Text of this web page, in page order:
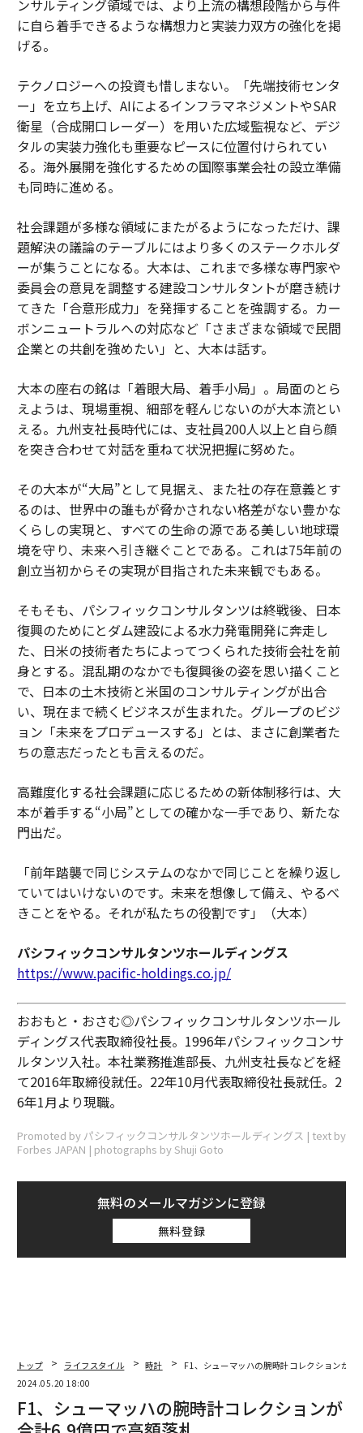
ンサルティング領域では、より上流の構想段階から与件
に自ら着手できるような構想力と実装力双方の強化を掲
げる。
テクノロジーへの投資も惜しまない。「先端技術センタ
ー」を立ち上げ、AIによるインフラマネジメントやSAR
衛星（合成開口レーダー）を用いた広域監視など、デジ
タルの実装力強化も重要なピースに位置付けられてい
る。海外展開を強化するための国際事業会社の設立準備
も同時に進める。
社会課題が多様な領域にまたがるようになっただけ、課
題解決の議論のテーブルにはより多くのステークホルダ
ーが集うことになる。大本は、これまで多様な専門家や
委員会の意見を調整する建設コンサルタントが磨き続け
てきた「合意形成力」を発揮することを強調する。カー
ボンニュートラルへの対応など「さまざまな領域で民間
企業との共創を強めたい」と、大本は話す。
大本の座右の銘は「着眼大局、着手小局」。局面のとら
えようは、現場重視、細部を軽んじないのが大本流とい
える。九州支社長時代には、支社員200人以上と自ら顔
を突き合わせて対話を重ねて状況把握に努めた。
その大本が“大局”として見据え、また社の存在意義とす
るのは、世界中の誰もが脅かされない格差がない豊かな
くらしの実現と、すべての生命の源である美しい地球環
境を守り、未来へ引き継ぐことである。これは75年前の
創立当初からその実現が目指された未来観でもある。
そもそも、パシフィックコンサルタンツは終戦後、日本
復興のためにとダム建設による水力発電開発に奔走し
た、日米の技術者たちによってつくられた技術会社を前
身とする。混乱期のなかでも復興後の姿を思い描くこと
で、日本の土木技術と米国のコンサルティングが出合
い、現在まで続くビジネスが生まれた。グループのビジ
ョン「未来をプロデュースする」とは、まさに創業者た
ちの意志だったとも言えるのだ。
高難度化する社会課題に応じるための新体制移行は、大
本が着手する“小局”としての確かな一手であり、新たな
門出だ。
「前年踏襲で同じシステムのなかで同じことを繰り返し
ていてはいけないのです。未来を想像して備え、やるべ
きことをやる。それが私たちの役割です」（大本）
パシフィックコンサルタンツホールディングス
https://www.pacific-holdings.co.jp/
おおもと・おさむ◎パシフィックコンサルタンツホール
ディングス代表取締役社長。1996年パシフィックコンサ
ルタンツ入社。本社業務推進部長、九州支社長などを経
て2016年取締役就任。22年10月代表取締役社長就任。2
6年1月より現職。
Promoted by パシフィックコンサルタンツホールディングス | text by
Forbes JAPAN | photographs by Shuji Goto
無料のメールマガジンに登録
無料登録
トップ ライフスタイル 時計
F1、シューマッハの腕時計コレクションが
2024.05.20 18:00
F1、シューマッハの腕時計コレクションが